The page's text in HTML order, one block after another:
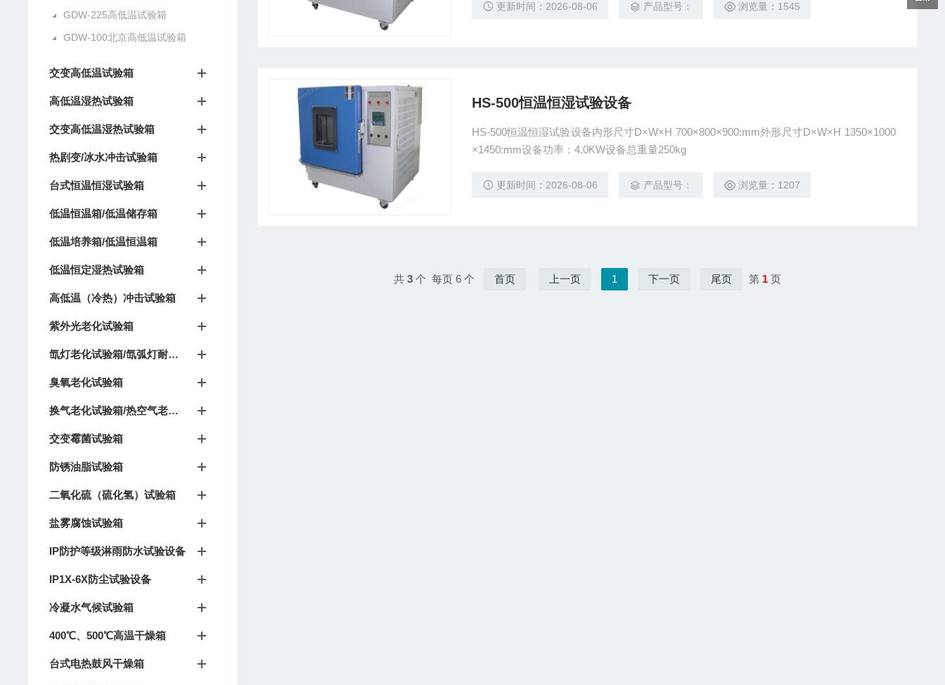
GDW-225高低温试验箱
GDW-100北京高低温试验箱
交变高低温试验箱
高低温湿热试验箱
交变高低温湿热试验箱
热剧变/冰水冲击试验箱
台式恒温恒湿试验箱
低温恒温箱/低温储存箱
低温培养箱/低温恒温箱
低温恒定湿热试验箱
高低温（冷热）冲击试验箱
紫外光老化试验箱
氙灯老化试验箱/氙弧灯耐候试验箱
臭氧老化试验箱
换气老化试验箱/热空气老化箱
交变霉菌试验箱
防锈油脂试验箱
二氧化硫（硫化氢）试验箱
盐雾腐蚀试验箱
IP防护等级淋雨防水试验设备
IP1X-6X防尘试验设备
冷凝水气候试验箱
400℃、500℃高温干燥箱
台式电热鼓风干燥箱
更新时间：2026-08-06 产品型号： 浏览量：1545
HS-500恒温恒湿试验设备
HS-500恒温恒湿试验设备内形尺寸D×W×H 700×800×900:mm外形尺寸D×W×H 1350×1000
×1450:mm设备功率：4.0KW设备总重量250kg
更新时间：2026-08-06 产品型号： 浏览量：1207
共 3个 每页 6 个 首页 上一页 1 下一页 尾页 第 1页